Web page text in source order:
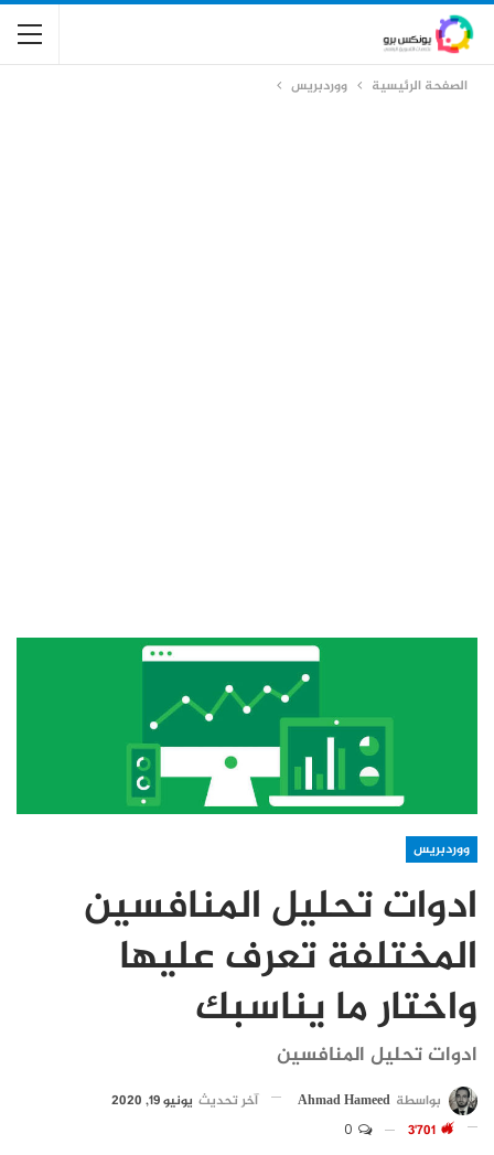
الصفحة الرئيسية ووردبريس
ووردبريس
ادوات تحليل المنافسين
المختلفة تعرف عليها
واختار ما يناسبك
ادوات تحليل المنافسين
بواسطة Ahmad Hameed آخر تحديث يونيو 19, 2020